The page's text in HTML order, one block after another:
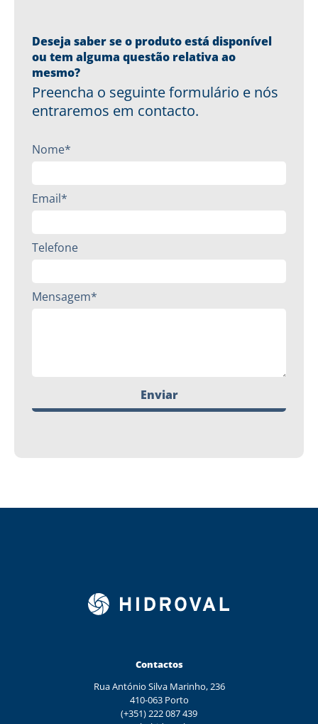
Deseja saber se o produto está disponível
ou tem alguma questão relativa ao
mesmo?
Preencha o seguinte formulário e nós
entraremos em contacto.
Nome*
Email*
Telefone
Mensagem*
Enviar
Contactos
Rua António Silva Marinho, 236
410-063 Porto
(+351) 222 087 439